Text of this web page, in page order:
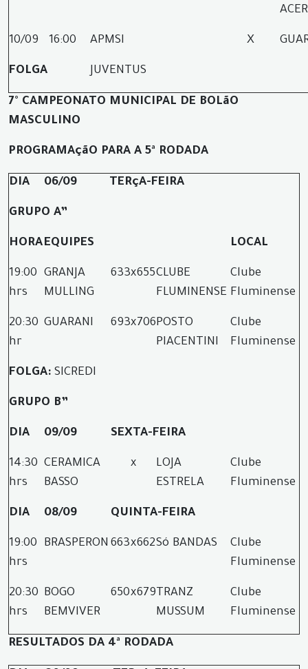
10/09 16:00 APMSI X
FOLGA JUVENTUS
7° CAMPEONATO MUNICIPAL DE BOLãO
MASCULINO
PROGRAMAçãO PARA A 5ª RODADA
DIA 06/09 TERçA-FEIRA
GRUPO A”
HORAEQUIPES LOCAL
19:00
hrs
GRANJA
MULLING
633x655CLUBE
FLUMINENSE
Clube
Fluminense
20:30
hr
GUARANI 693x706POSTO
PIACENTINI
Clube
Fluminense
FOLGA: SICREDI
GRUPO B”
DIA 09/09 SEXTA-FEIRA
14:30
hrs
CERAMICA
BASSO
x
LOJA
ESTRELA
Clube
Fluminense
DIA 08/09 QUINTA-FEIRA
19:00
hrs
BRASPERON 663x662Só BANDAS
Clube
Fluminense
20:30
hrs
BOGO
BEMVIVER
650x679 TRANZ
MUSSUM
Clube
Fluminense
RESULTADOS DA 4ª RODADA